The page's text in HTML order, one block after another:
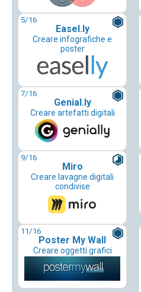
5/16
Easel.ly
Creare infografiche e
poster
7/16
Genial.ly
Creare artefatti digitali
9/16
Miro
Creare lavagne digitali
condivise
11/16
Poster My Wall
Creare oggetti grafici